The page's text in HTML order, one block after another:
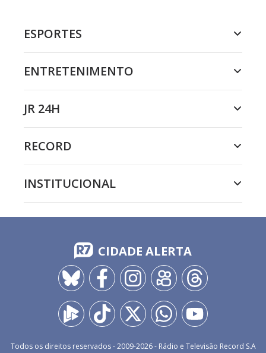
ESPORTES
ENTRETENIMENTO
JR 24H
RECORD
INSTITUCIONAL
CIDADE ALERTA
Todos os direitos reservados - 2009-2026- Rádio e Televisão Record S.A